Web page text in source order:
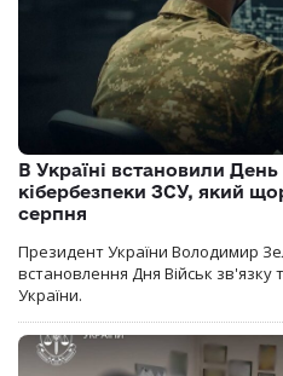
В Україні встановили День
кібербезпеки ЗСУ, який
серпня
Президент України Володимир
встановлення Дня Військ
України.